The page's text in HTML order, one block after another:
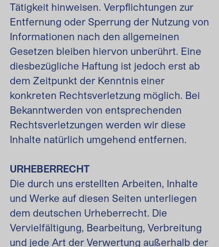
Tätigkeit hinweisen. Verpflichtungen zur
Entfernung oder Sperrung der Nutzung von
Informationen nach den allgemeinen
Gesetzen bleiben hiervon unberührt. Eine
diesbezügliche Haftung ist jedoch erst ab
dem Zeitpunkt der Kenntnis einer
konkreten Rechtsverletzung möglich. Bei
Bekanntwerden von entsprechenden
Rechtsverletzungen werden wir diese
Inhalte natürlich umgehend entfernen.
URHEBERRECHT
Die durch uns erstellten Arbeiten, Inhalte
und Werke auf diesen Seiten unterliegen
dem deutschen Urheberrecht. Die
Vervielfältigung, Bearbeitung, Verbreitung
und jede Art der Verwertung außerhalb der